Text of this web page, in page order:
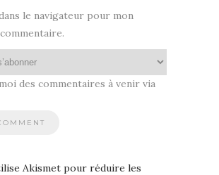
le navigateur pour mon
des commentaires à venir via
Akismet pour réduire les